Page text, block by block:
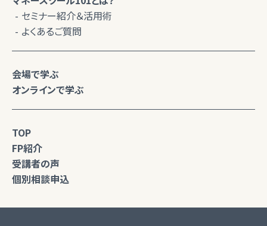
セミナー紹介＆活用術
よくあるご質問
会場で学ぶ
オンラインで学ぶ
TOP
FP紹介
受講者の声
個別相談申込